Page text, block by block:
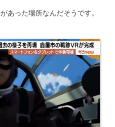
あった場所なんだそうです。